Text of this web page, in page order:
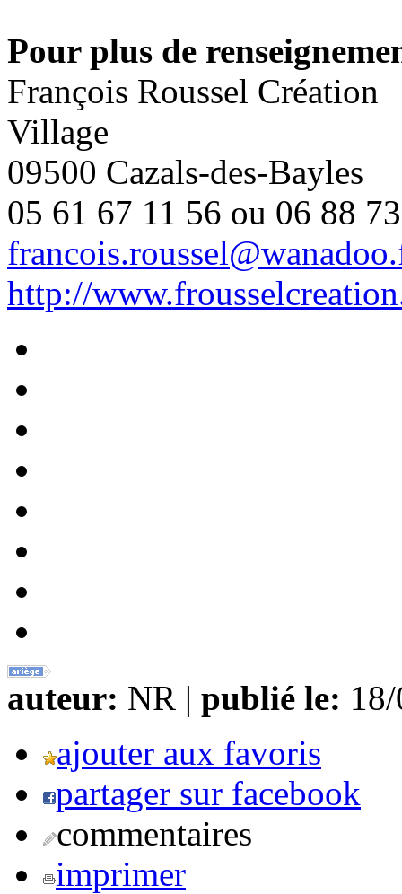
Pour plus de
François Roussel Création
Village
09500 Cazals-des-Bayles
05 61 67 11 56 ou 06 88
http://
auteur: NR | publié le:
ajouter aux favoris
partager sur facebook
commentaires
imprimer